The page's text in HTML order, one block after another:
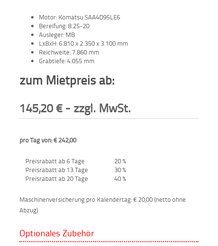
Motor: Komatsu SAA4D95LE6
Bereifung: 8.25-20
Ausleger: MB
LxBxH: 6.810 x 2.350 x 3.100 mm
Reichweite: 7.860 mm
Grabtiefe: 4.055 mm
zum Mietpreis ab:
145,20€- zzgl. MwSt.
pro Tag von: € 242,00
Preisrabatt ab 6 Tage
Preisrabatt ab 13 Tage
Preisrabatt ab 20 Tage
20 %
30 %
40 %
Maschinenversicherung pro Kalendertag: € 20,00 (netto ohne
Abzug)
Optionales Zubehör